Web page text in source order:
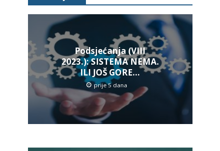
Podsjećanja (VIII
2023.): SISTEMA NEMA.
ILI JOŠ GORE…
prije 5 dana